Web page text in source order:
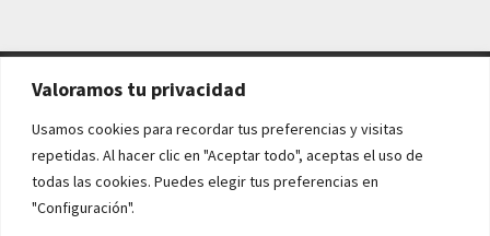
Valoramos tu privacidad
Usamos cookies para recordar tus preferencias y visitas
repetidas. Al hacer clic en "Aceptar todo", aceptas el uso de
todas las cookies. Puedes elegir tus preferencias en
"Configuración".
AVISO LEGAL Y POLÍTICAS
Aviso legal
Política de cookies